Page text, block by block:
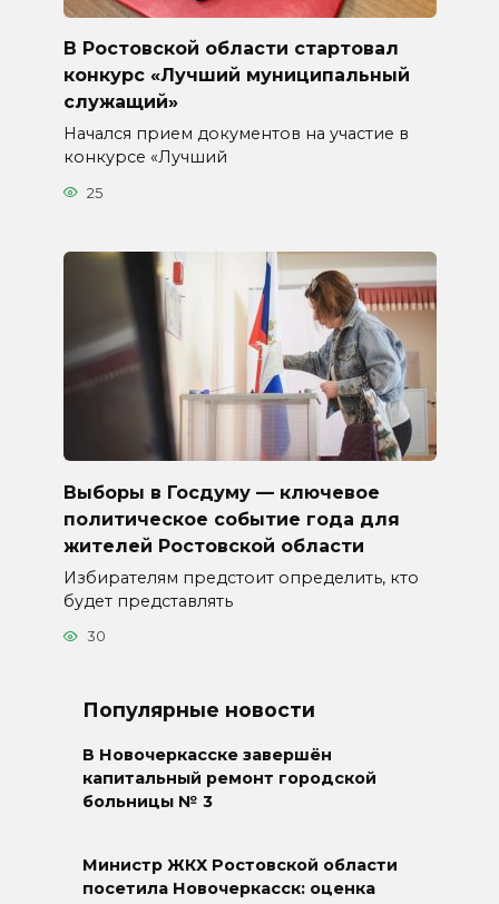
В Ростовской области стартовал
конкурс «Лучший муниципальный
служащий»
Начался прием документов на участие в
конкурсе «Лучший
25
Выборы в Госдуму — ключевое
политическое событие года для
жителей Ростовской области
Избирателям предстоит определить, кто
будет представлять
30
Популярные новости
В Новочеркасске завершён
капитальный ремонт городской
больницы № 3
Министр ЖКХ Ростовской области
посетила Новочеркасск: оценка